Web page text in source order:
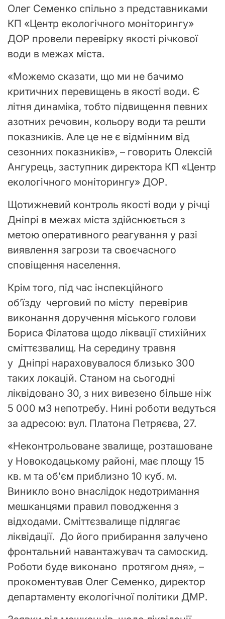
Олег Семенко спільно з представниками
КП «Центр екологічного моніторингу»
ДОР провели перевірку якості річкової
води в межах міста.
«Можемо сказати, що ми не бачимо
критичних перевищень в якості води. Є
літня динаміка, тобто підвищення певних
азотних речовин, кольору води та решти
показників. Але це не є відмінним від
сезонних показників», – говорить Олексій
Ангурець, заступник директора КП «Центр
екологічного моніторингу» ДОР.
Щотижневий контроль якості води у річці
Дніпрі в межах міста здійснюється з
метою оперативного реагування у разі
виявлення загрози та своєчасного
сповіщення населення.
Крім того, під час інспекційного
об’їзду черговий по місту перевірив
виконання доручення міського голови
Бориса Філатова щодо ліквації стихійних
сміттєзвалищ. На середину травня
у Дніпрі нараховувалося близько 300
таких локацій. Станом на сьогодні
ліквідовано 30, з них вивезено більше ніж
5 000 м3 непотребу. Нині роботи ведуться
за адресою: вул. Платона Петряєва, 27.
«Неконтрольоване звалище, розташоване
у Новокодацькому районі, має площу 15
кв. м та об’єм приблизно 10 куб. м.
Виникло воно внаслідок недотримання
мешканцями правил поводження з
відходами. Сміттєзвалище підлягає
ліквідації. До його прибирання залучено
фронтальний навантажувач та самоскид.
Роботи буде виконано протягом дня», –
прокоментував Олег Семенко, директор
департаменту екологічної політики ДМР.